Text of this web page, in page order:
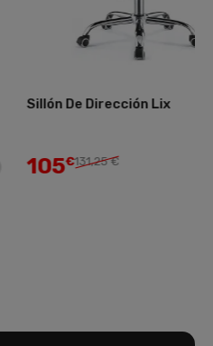
De Dirección Lix
131,25 €